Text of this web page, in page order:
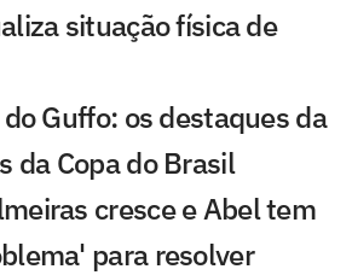
situação física de
Guffo: os destaques da
da Copa do Brasil
cresce e Abel tem
para resolver